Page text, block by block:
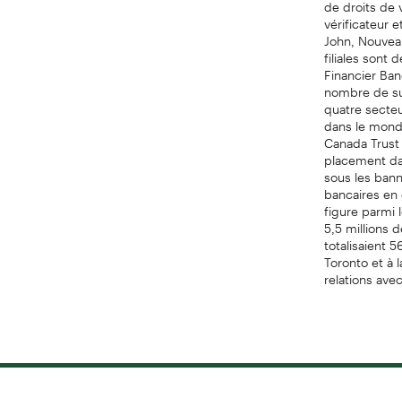
vérificateur
John,
filiales sont
Financier
nombre de
quatre
dans le
Canada
placement
sous les
bancaires
figure parmi
5,5 millions
totalisaient
Toronto et à
relations